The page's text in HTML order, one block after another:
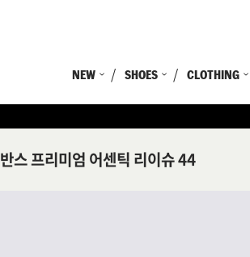
NEW SHOES CLOTHING
반스 프리미엄 어센틱 리이슈 44